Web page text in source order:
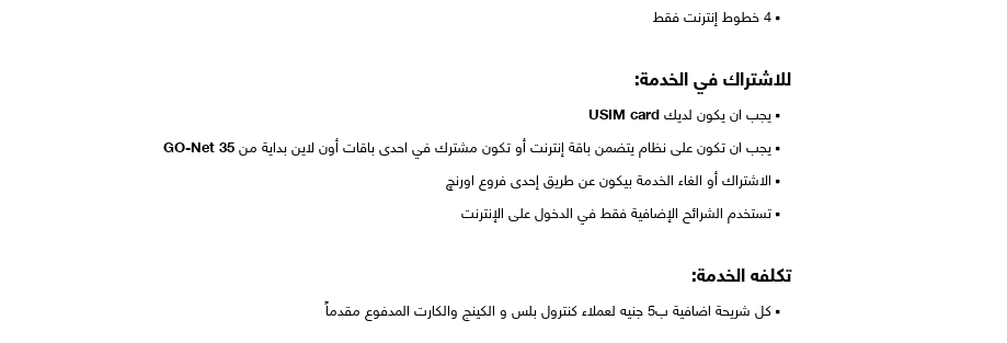
4 خطوط إنترنت فقط
للاشتراك في الخدمة:
يجب ان يكون لديكUSIM card
يجب ان تكون على نظام يتضمن باقة إنترنت أو تكون مشترك في احدى باقات أون لاين بداية منGO-Net 35
الاشتراك أو الغاء الخدمة بيكون عن طريق إحدى فروع اورنچ
تستخدم الشرائح الإضافية فقط في الدخول على الإنترنت
تكلفه الخدمة:
كل شريحة اضافية ب5 جنيه لعملاء كنترول بلس و الكينج والكارت المدفوع مقدماً